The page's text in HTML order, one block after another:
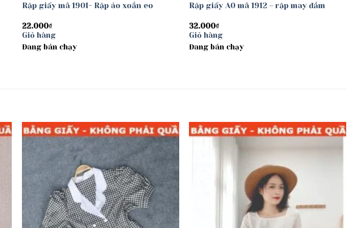
Rập giấy mã 1901- Rập áo xoắn eo
22.000₫
Giỏ hàng
Đang bán chạy
Rập giấy A0 mã 1912 – rập may đầm
32.000₫
Giỏ hàng
Đang bán chạy
Add to
wishlist